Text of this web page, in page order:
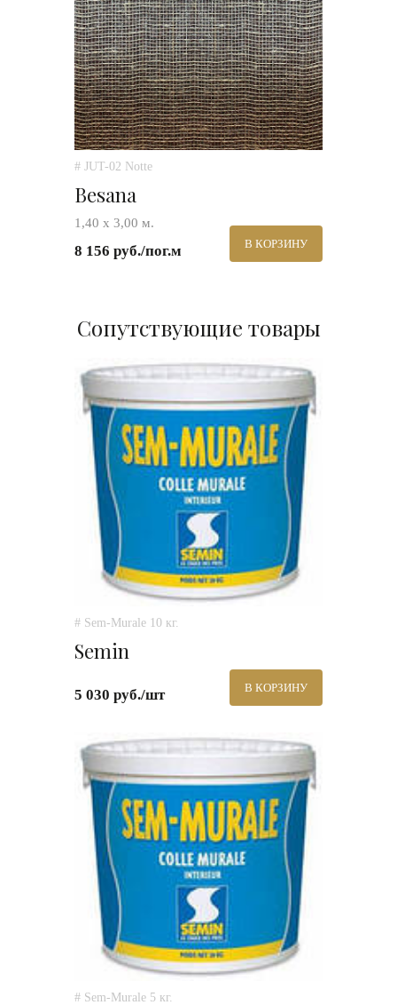
# JUT-02 Notte
Besana
1,40 х 3,00 м.
8 156 руб./пог.м В КОРЗИНУ
Сопутствующие товары
# Sem-Murale 10 кг.
Semin
5 030 руб./шт В КОРЗИНУ
# Sem-Murale 5 кг.